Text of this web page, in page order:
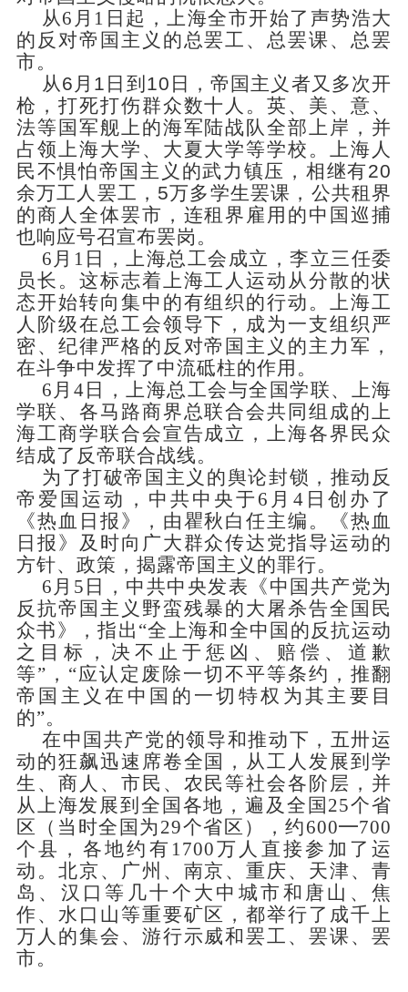
从 6月1日起，上海全市开始了声势浩大
的反对帝国主义的总罢工、总罢课、总罢
市。
从 6月1日到10日，帝国主义者又多次开
枪，打死打伤群众数十人。英、美、意、
法等国军舰上的海军陆战队全部上岸，并
占领 上海大学 、大夏大学等学校。上海人
民不惧怕帝国主义的武力镇压，相继有20
余万工人罢工，5万多学生罢课，公共租界
的商人全体罢市，连租界雇用的中国巡捕
也响应号召宣布罢岗。
6月1日，上海总工会成立，李立三任委
员长。这标志着上海工人运动从分散的状
态开始转向集中的有组织的行动。上海工
人阶级在总工会领导下，成为一支组织严
密、纪律严格的反对帝国主义的主力军，
在斗争中发挥了中流砥柱的作用。
6月4日，上海总工会与全国学联、上海
学联、各马路商界总联合会共同组成的上
海工商学联合会宣告成立，上海各界民众
结成了反帝联合战线。
为了打破帝国主义的舆论封锁，推动反
帝爱国运动，中共中央于 6月4日创办了
《热血日报》，由瞿秋白任主编。《热血
日报》及时向广大群众传达党指导运动的
方针、政策，揭露帝国主义的罪行。
6月5日，中共中央发表《中国共产党为
反抗帝国主义野蛮残暴的大屠杀告全国民
众书》，指出“全上海和全中国的反抗运动
之目标，决不止于惩凶、赔偿、道歉
等”，“应认定废除一切不平等条约，推翻
帝国主义在中国的一切特权为其主要目
的”。
在中国共产党的领导和推动下，五卅运
动的狂飙迅速席卷全国，从工人发展到学
生、商人、市民、农民等社会各阶层，并
从上海发展到全国各地，遍及全国 25个省
区（当时全国为29个省区），约600━700
个县，各地约有1700万人直接参加了运
动。北京、广州、南京、重庆、天津、青
岛、汉口等几十个大中城市和唐山、焦
作、水口山等重要矿区，都举行了成千上
万人的集会、游行示威和罢工、罢课、罢
市。